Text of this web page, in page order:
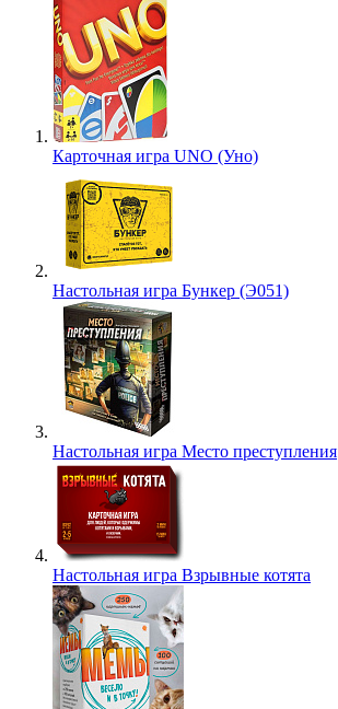
Карточная игра UNO (Уно)
Настольная игра Бункер (Э051)
Настольная игра Место преступления
Настольная игра Взрывные котята